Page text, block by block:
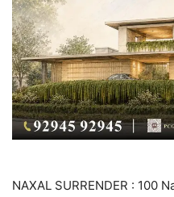
NAXAL SURRENDER : 100